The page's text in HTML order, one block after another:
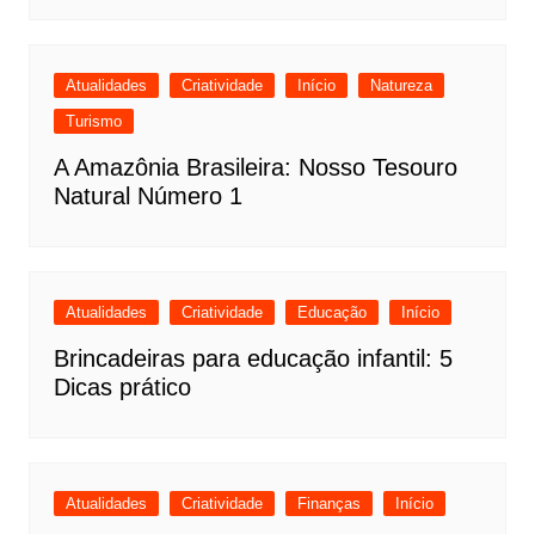
Atualidades Criatividade Início
Natureza
Turismo
A Amazônia Brasileira: Nosso Tesouro
Natural Número 1
Atualidades Criatividade Educação Início
Brincadeiras para educação infantil: 5
Dicas prático
Atualidades Criatividade Finanças Início